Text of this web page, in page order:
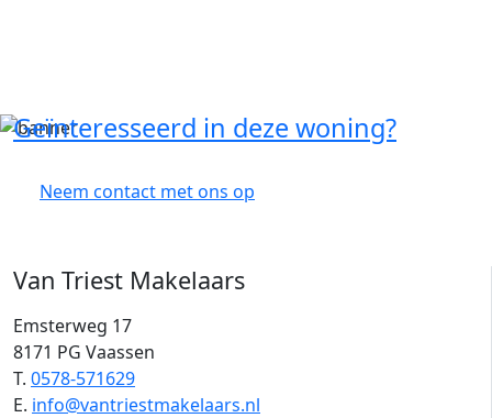
Geïnteresseerd in deze woning?
Neem contact met ons op
Van Triest Makelaars
Emsterweg 17
8171 PG Vaassen
T. 0578-571629
E. info@vantriestmakelaars.nl